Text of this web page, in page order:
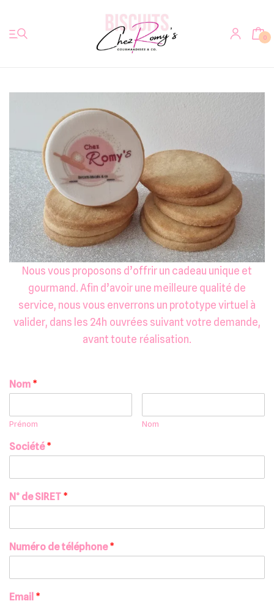
0
Nous vous proposons d’offrir un cadeau unique et
gourmand. Afin d’avoir une meilleure qualité de
service, nous vous enverrons un prototype virtuel à
valider, dans les 24h ouvrées suivant votre demande,
avant toute réalisation.
Nom *
Prénom Nom
Société*
N° de SIRET *
Numéro de téléphone*
Email *
Biscuits
Votre photo sur biscuit
Bretzels & Co
Bredeles Alsaciens
Autres douceurs
Design spécial
Gérer mon compte
Commandes